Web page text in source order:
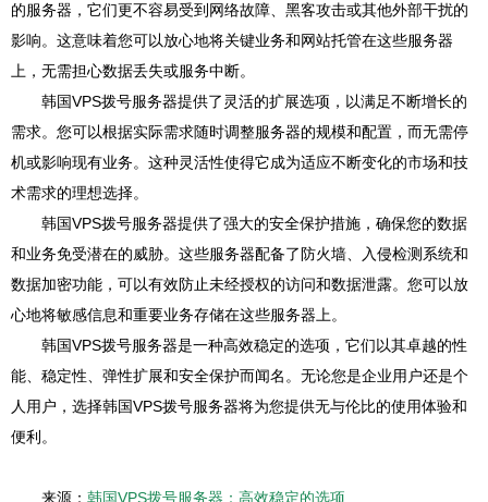
的服务器，它们更不容易受到网络故障、黑客攻击或其他外部干扰的
影响。这意味着您可以放心地将关键业务和网站托管在这些服务器
上，无需担心数据丢失或服务中断。
韩国VPS拨号服务器提供了灵活的扩展选项，以满足不断增长的
需求。您可以根据实际需求随时调整服务器的规模和配置，而无需停
机或影响现有业务。这种灵活性使得它成为适应不断变化的市场和技
术需求的理想选择。
韩国VPS拨号服务器提供了强大的安全保护措施，确保您的数据
和业务免受潜在的威胁。这些服务器配备了防火墙、入侵检测系统和
数据加密功能，可以有效防止未经授权的访问和数据泄露。您可以放
心地将敏感信息和重要业务存储在这些服务器上。
韩国VPS拨号服务器是一种高效稳定的选项，它们以其卓越的性
能、稳定性、弹性扩展和安全保护而闻名。无论您是企业用户还是个
人用户，选择韩国VPS拨号服务器将为您提供无与伦比的使用体验和
便利。
来源： 韩国VPS拨号服务器：高效稳定的选项